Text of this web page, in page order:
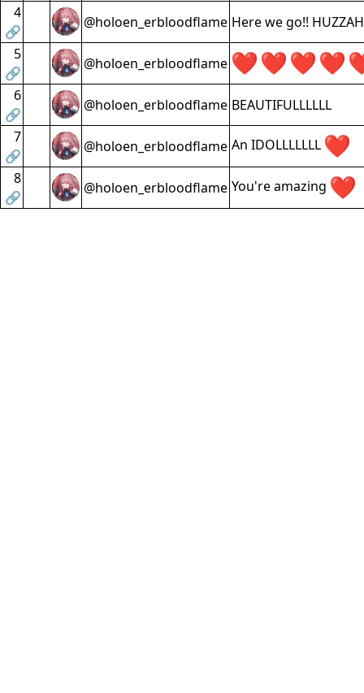
4
🔗
@holoen_erbloodflame Here we go!!
5
🔗
@holoen_erbloodflame
6
🔗
@holoen_erbloodflame BEAUTIFULLLLLL
7
🔗
@holoen_erbloodflame An IDOLLLLLLL
8
🔗
@holoen_erbloodflame You're amazing